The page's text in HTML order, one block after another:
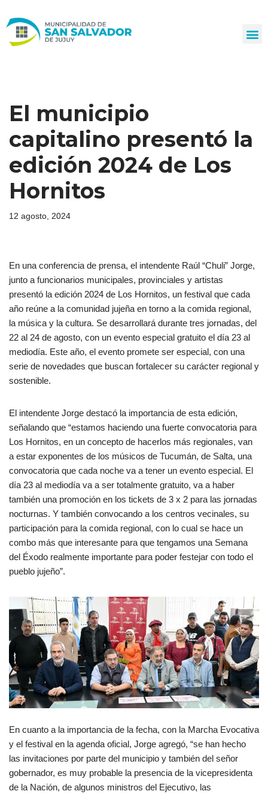
al
El municipio
capitalino presentó la
edición 2024 de Los
Hornitos
12 agosto, 2024
En una conferencia de prensa, el intendente Raúl “Chuli” Jorge,
junto a funcionarios municipales, provinciales y artistas
presentó la edición 2024 de Los Hornitos, un festival que cada
año reúne a la comunidad jujeña en torno a la comida regional,
la música y la cultura. Se desarrollará durante tres jornadas, del
22 al 24 de agosto, con un evento especial gratuito el día 23 al
mediodía. Este año, el evento promete ser especial, con una
serie de novedades que buscan fortalecer su carácter regional y
sostenible.
El intendente Jorge destacó la importancia de esta edición,
señalando que “estamos haciendo una fuerte convocatoria para
Los Hornitos, en un concepto de hacerlos más regionales, van
a estar exponentes de los músicos de Tucumán, de Salta, una
convocatoria que cada noche va a tener un evento especial. El
día 23 al mediodía va a ser totalmente gratuito, va a haber
también una promoción en los tickets de 3 x 2 para las jornadas
nocturnas. Y también convocando a los centros vecinales, su
participación para la comida regional, con lo cual se hace un
combo más que interesante para que tengamos una Semana
del Éxodo realmente importante para poder festejar con todo el
pueblo jujeño”.
En cuanto a la importancia de la fecha, con la Marcha Evocativa
y el festival en la agenda oficial, Jorge agregó, “se han hecho
las invitaciones por parte del municipio y también del señor
gobernador, es muy probable la presencia de la vicepresidenta
de la Nación, de algunos ministros del Ejecutivo, las